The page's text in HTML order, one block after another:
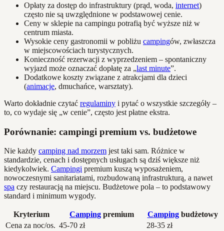
Opłaty za dostęp do infrastruktury (prąd, woda, internet)
często nie są uwzględnione w podstawowej cenie.
Ceny w sklepie na campingu potrafią być wyższe niż w
centrum miasta.
Wysokie ceny gastronomii w pobliżu campingów, zwłaszcza
w miejscowościach turystycznych.
Konieczność rezerwacji z wyprzedzeniem – spontaniczny
wyjazd może oznaczać dopłatę za „last minute”.
Dodatkowe koszty związane z atrakcjami dla dzieci
(animacje, dmuchańce, warsztaty).
Warto dokładnie czytać regulaminy i pytać o wszystkie szczegóły –
to, co wydaje się „w cenie”, często jest płatne ekstra.
Porównanie: campingi premium vs. budżetowe
Nie każdy camping nad morzem jest taki sam. Różnice w
standardzie, cenach i dostępnych usługach są dziś większe niż
kiedykolwiek. Campingi premium kuszą wyposażeniem,
nowoczesnymi sanitariatami, rozbudowaną infrastrukturą, a nawet
spa czy restauracją na miejscu. Budżetowe pola – to podstawowy
standard i minimum wygody.
Kryterium Camping premium Campingbudżetowy
Cena za noc/os. 45-70 zł 28-35 zł